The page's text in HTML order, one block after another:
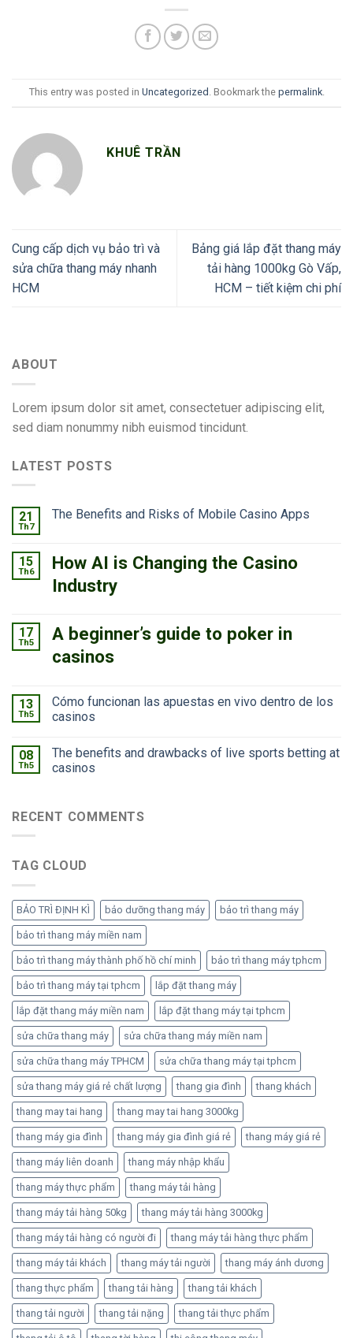
This entry was posted in Uncategorized . Bookmark the permalink.
KHUÊ TRẦN
Cung cấp dịch vụ bảo trì và
sửa chữa thang máy nhanh
HCM
Bảng giá lắp đặt thang máy
tải hàng 1000kg Gò Vấp,
HCM – tiết kiệm chi phí
ABOUT
Lorem ipsum dolor sit amet, consectetuer adipiscing elit,
sed diam nonummy nibh euismod tincidunt.
LATEST POSTS
21
Th7
The Benefits and Risks of Mobile Casino Apps
15
Th6
How AI is Changing the Casino
Industry
17
Th5
A beginner’s guide to poker in
casinos
13
Th5
Cómo funcionan las apuestas en vivo dentro de los
casinos
08
Th5
The benefits and drawbacks of live sports betting at
casinos
RECENT COMMENTS
TAG CLOUD
BẢO TRÌ ĐỊNH KÌ bảo dưỡng thang máy bảo trì thang máy
bảo trì thang máy miền nam
bảo trì thang máy thành phố hồ chí minh bảo trì thang máy tphcm
bảo trì thang máy tại tphcm lắp đặt thang máy
lắp đặt thang máy miền nam lắp đặt thang máy tại tphcm
sửa chữa thang máy sửa chữa thang máy miền nam
sửa chữa thang máy TPHCM sửa chữa thang máy tại tphcm
sửa thang máy giá rẻ chất lượng thang gia đình thang khách
thang may tai hang thang may tai hang 3000kg
thang máy gia đình thang máy gia đình giá rẻ thang máy giá rẻ
thang máy liên doanh thang máy nhập khẩu
thang máy thực phẩm thang máy tải hàng
thang máy tải hàng 50kg thang máy tải hàng 3000kg
thang máy tải hàng có người đi thang máy tải hàng thực phẩm
thang máy tải khách thang máy tải người thang máy ánh dương
thang thực phẩm thang tải hàng thang tải khách
thang tải người thang tải nặng thang tải thực phẩm